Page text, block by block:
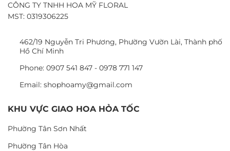
CÔNG TY TNHH HOA MỸ FLORAL
MST: 0319306225
462/19 Nguyễn Tri Phương, Phường Vườn Lài, Thành phố
Hồ Chí Minh
Phone: 0907 541 847 - 0978 771 147
Email: shophoamy@gmail.com
KHU VỰC GIAO HOA HỎA TỐC
Phường Tân Sơn Nhất
Phường Tân Hòa